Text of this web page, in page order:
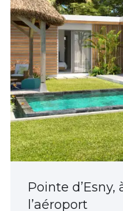
Pointe
l’aéroport